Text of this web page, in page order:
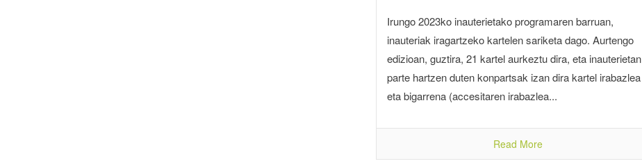
Irungo 2023ko inauterietako programaren barruan,
inauteriak iragartzeko kartelen sariketa dago. Aurtengo
edizioan, guztira, 21 kartel aurkeztu dira, eta inauterietan
parte hartzen duten konpartsak izan dira kartel irabazlea
eta bigarrena (accesitaren irabazlea...
Read More